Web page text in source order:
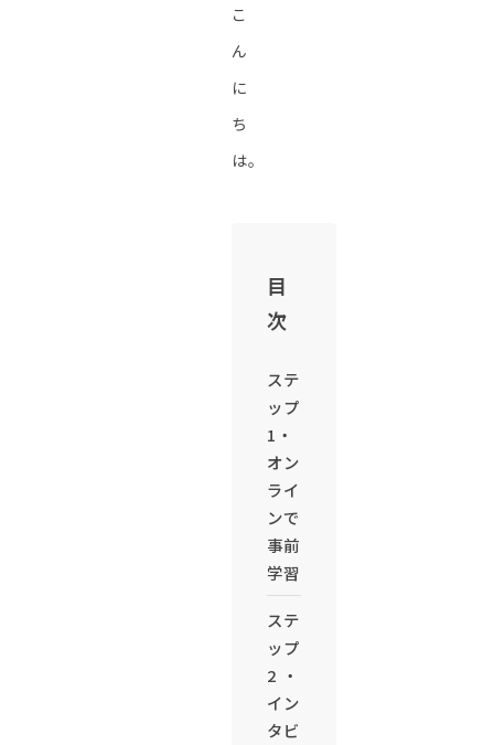
こ
ん
に
ち
は。
目
次
ステ
ップ
1・
オン
ライ
ンで
事前
学習
ステ
ップ
2 ・
イン
タビ